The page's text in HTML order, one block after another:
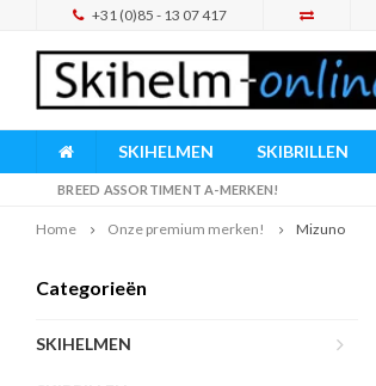
+31 (0)85 - 13 07 417
SKIHELMEN SKIBRILLEN
BREED ASSORTIMENT A-MERKEN!
Home Onze premium merken! Mizuno
Categorieën
SKIHELMEN